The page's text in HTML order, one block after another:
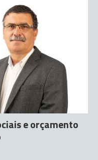
e orçamento